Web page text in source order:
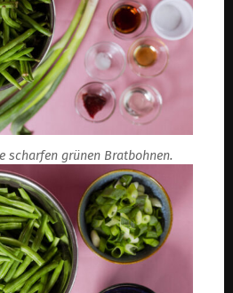
scharfen grünen Bratbohnen.